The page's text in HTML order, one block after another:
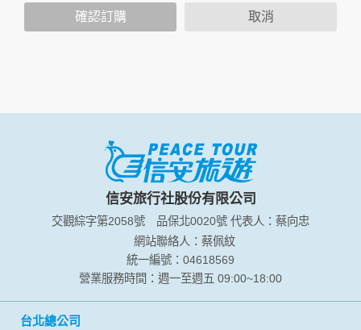
您個人在本網站上的聊天室或討論區中任意公開個人資料的行
個人的資料，其範圍如下：
您所提供的姓名、電子郵件地址、聯絡方式及使用時間等。
於一般瀏覽時，伺服器會自行記錄相關行徑，包括您使用連線
設備的 IP 位址、使用時間、使用的瀏覽器、瀏覽及點選資料記
錄等，做為我們增進網站服務的參考依據，此記錄為內部應
用，決不對外公布。
為提供精確的服務，我們會將收集的問卷調查內容進行統計與
分析，分析結果之統計數據或說明文字呈現，除供內部研究
外，我們會視需要公佈統計數據及說明文字，但不涉及特定個
人之資料。
的個人資料揭露予第三人或使用於蒐集目的以外之其他用途。
在您於本網站註冊帳號、使用本網站相關產品、服務、活動或
確認訂購 取消
信安旅行社股份有限公司
交觀綜字第2058號 品保北0020號 代表人：蔡向忠
網站聯絡人：蔡佩紋
統一編號：04618569
營業服務時間：週一至週五 09:00~18:00
台北總公司